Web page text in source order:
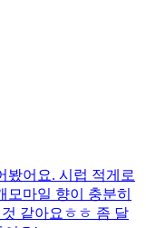
봤어요. 시럽 적게로
모마일 향이 충분히
같아요ㅎㅎ 좀 달